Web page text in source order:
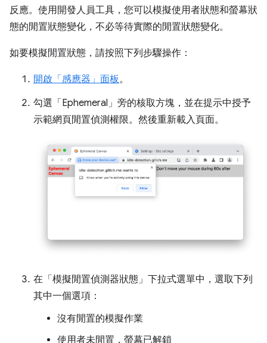
反應。使用開發人員工具，您可以模擬使用者狀態和螢幕狀
態的閒置狀態變化，不必等待實際的閒置狀態變化。
如要模擬閒置狀態，請按照下列步驟操作：
開啟「感應器」 面板。
勾選「Ephemeral」 旁的核取方塊，並在提示中授予
示範網頁閒置偵測權限。然後重新載入頁面。
在「模擬閒置偵測器狀態」 下拉式選單中，選取下列
其中一個選項：
沒有閒置的模擬作業
使用者未閒置，螢幕已解鎖